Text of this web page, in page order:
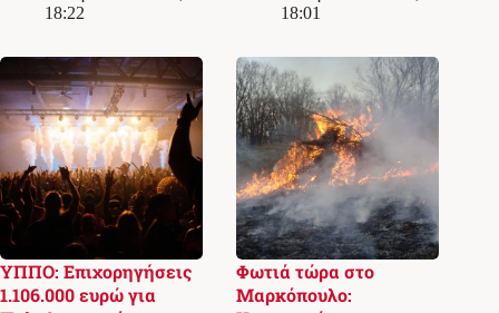
18:22
18:01
ΥΠΠΟ: Επιχορηγήσεις
1.106.000 ευρώ για
Φωτιά τώρα στο
Μαρκόπουλο: